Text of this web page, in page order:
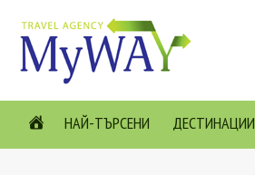
НАЙ-ТЪРСЕНИ ДЕСТИНАЦИИ